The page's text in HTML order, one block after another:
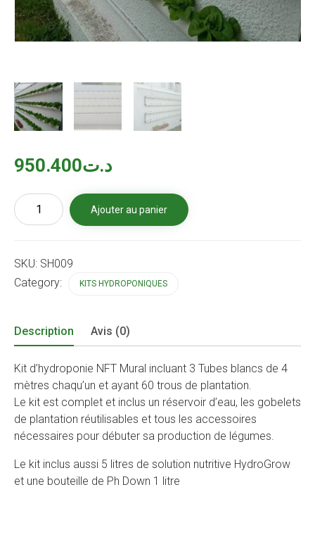
د.ت950.400
quantité
de
Kit
3
de
Ajouter au panier
SKU: SH009
Category:
KITS HYDROPONIQUES
Description Avis (0)
Kit d’hydroponie NFT Mural incluant 3 Tubes blancs de 4
mètres chaqu’un et ayant 60 trous de plantation.
Le kit est complet et inclus un réservoir d’eau, les gobelets
de plantation réutilisables et tous les accessoires
nécessaires pour débuter sa production de légumes.
Le kit inclus aussi 5 litres de solution nutritive HydroGrow
et une bouteille de Ph Down 1 litre